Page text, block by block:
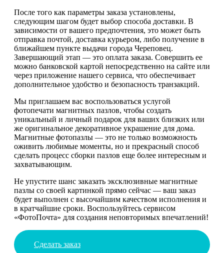
После того как параметры заказа установлены,
следующим шагом будет выбор способа доставки. В
зависимости от вашего предпочтения, это может быть
отправка почтой, доставка курьером, либо получение в
ближайшем пункте выдачи города Череповец.
Завершающий этап — это оплата заказа. Совершить ее
можно банковской картой непосредственно на сайте или
через приложение нашего сервиса, что обеспечивает
дополнительное удобство и безопасность транзакций.
Мы приглашаем вас воспользоваться услугой
фотопечати магнитных пазлов, чтобы создать
уникальный и личный подарок для ваших близких или
же оригинальное декоративное украшение для дома.
Магнитные фотопазлы — это не только возможность
оживить любимые моменты, но и прекрасный способ
сделать процесс сборки пазлов еще более интересным и
захватывающим.
Не упустите шанс заказать эксклюзивные магнитные
пазлы со своей картинкой прямо сейчас — ваш заказ
будет выполнен с высочайшим качеством исполнения и
в кратчайшие сроки. Воспользуйтесь сервисом
«ФотоПочта» для создания неповторимых впечатлений!
Сделать заказ